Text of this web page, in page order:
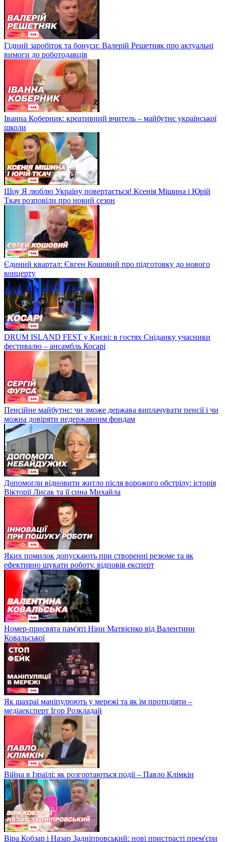
Гідний заробіток та бонуси: Валерій Решетняк про актуальні
вимоги до роботодавців
Іванна Коберник: креативний вчитель – майбутнє української
школи
Шоу Я люблю Україну повертається! Ксенія Мішина і Юрій
Ткач розповіли про новий сезон
Єдиний квартал: Євген Кошовий про підготовку до нового
концерту
DRUM ISLAND FEST у Києві: в гостях Сніданку учасники
фестивалю – ансамбль Косарі
Пенсійне майбутнє: чи зможе держава виплачувати пенсії і чи
можна довіряти недержавним фондам
Допомогли відновити житло після ворожого обстрілу: історія
Вікторії Лисак та її сина Михайла
Яких помилок допускають при створенні резюме та як
ефективно шукати роботу, відповів експерт
Номер-присвята пам'яті Ніни Матвієнко від Валентини
Ковальської
Як шахраї маніпулюють у мережі та як їм протидіяти –
медіаексперт Ігор Розкладай
Війна в Ізраїлі: як розгортаються події – Павло Клімкін
Віра Кобзар і Назар Задніпровський: нові пристрасті прем'єри